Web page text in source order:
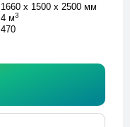
1660 x 1500 x 2500 мм
4 м3
470